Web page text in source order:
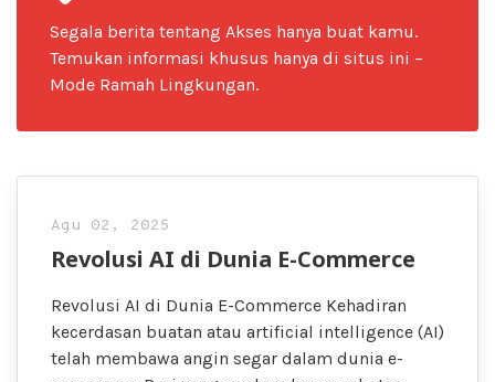
Segala berita tentang Akses hanya buat kamu.
Temukan informasi khusus hanya di situs ini –
Mode Ramah Lingkungan.
Agu 02, 2025
Revolusi AI di Dunia E-Commerce
Revolusi AI di Dunia E-Commerce Kehadiran
kecerdasan buatan atau artificial intelligence (AI)
telah membawa angin segar dalam dunia e-